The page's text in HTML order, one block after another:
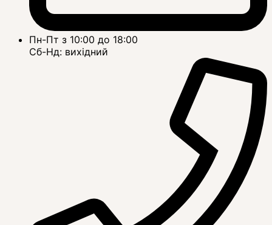
Пн-Пт з 10:00 до 18:00
Сб-Нд: вихідний